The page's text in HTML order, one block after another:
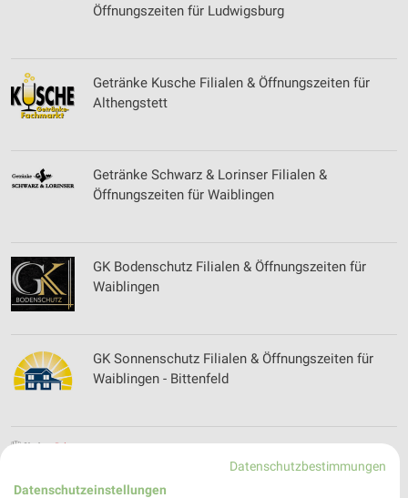
Öffnungszeiten für Ludwigsburg
Getränke Kusche Filialen & Öffnungszeiten für
Althengstett
Getränke Schwarz & Lorinser Filialen &
Öffnungszeiten für Waiblingen
GK Bodenschutz Filialen & Öffnungszeiten für
Waiblingen
GK Sonnenschutz Filialen & Öffnungszeiten für
Waiblingen - Bittenfeld
Datenschutzbestimmungen
Datenschutzeinstellungen